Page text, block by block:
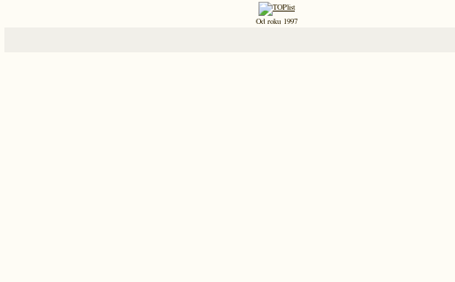
Od roku 1997